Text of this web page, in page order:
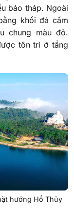
bảo tháp. Ngoài
khối đá cẩm
chung màu đỏ.
tôn trí ở tầng
hướng Hồ Thủy